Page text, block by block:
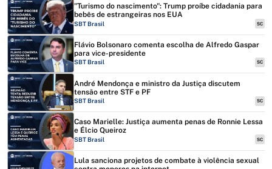
"Turismo do nascimento": Trump proíbe cidadania para
bebês de estrangeiras nos EUA
SBT Brasil SC
Flávio Bolsonaro comenta escolha de Alfredo Gaspar
para vice-presidente
SBT Brasil SC
André Mendonça e ministro da Justiça discutem
tensão entre STF e PF
SBT Brasil SC
Caso Marielle: Justiça aumenta penas de Ronnie Lessa
e Élcio Queiroz
SBT Brasil SC
Lula sanciona projetos de combate à violência sexual